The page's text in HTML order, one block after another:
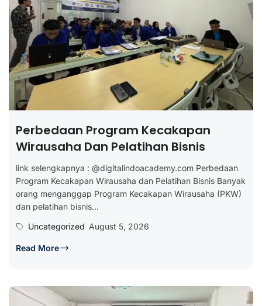
Perbedaan Program Kecakapan
Wirausaha Dan Pelatihan Bisnis
link selengkapnya : @digitalindoacademy.com Perbedaan
Program Kecakapan Wirausaha dan Pelatihan Bisnis Banyak
orang menganggap Program Kecakapan Wirausaha (PKW)
dan pelatihan bisnis...
Uncategorized August 5, 2026
Read More